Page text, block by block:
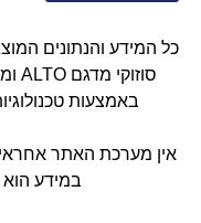
אין מערכת האתר
במידע